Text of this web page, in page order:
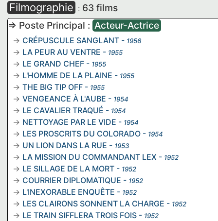
Filmographie : 63 films
=> Poste Principal : Acteur-Actrice
CRÉPUSCULE SANGLANT - 1956
LA PEUR AU VENTRE - 1955
LE GRAND CHEF - 1955
L'HOMME DE LA PLAINE - 1955
THE BIG TIP OFF - 1955
VENGEANCE À L'AUBE - 1954
LE CAVALIER TRAQUÉ - 1954
NETTOYAGE PAR LE VIDE - 1954
LES PROSCRITS DU COLORADO - 1954
UN LION DANS LA RUE - 1953
LA MISSION DU COMMANDANT LEX - 1952
LE SILLAGE DE LA MORT - 1952
COURRIER DIPLOMATIQUE - 1952
L'INEXORABLE ENQUÊTE - 1952
LES CLAIRONS SONNENT LA CHARGE - 1952
LE TRAIN SIFFLERA TROIS FOIS - 1952